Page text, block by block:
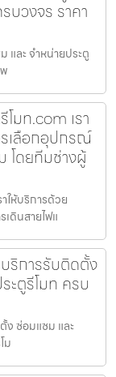
บวงจร ราคา
และ จำหน่ายประตู
มท.com เรา
เลือกอุปกรณ์
โดยทีมช่างผู้
ให้บริการด้วย
ดินสายไฟแ
ริการรับติดตั้ง
ะตูรีโมท ครบ
ซ่อมแซม และ
ม